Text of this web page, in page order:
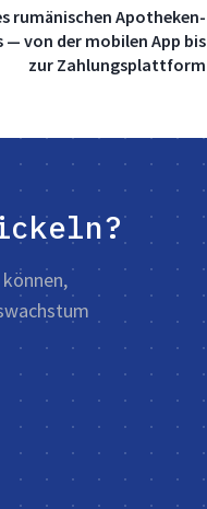
rumänischen Apotheken-
von der mobilen App bis
zur Zahlungsplattform